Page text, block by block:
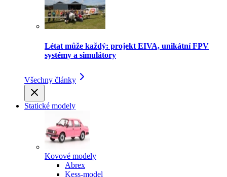
Létat může každý: projekt EIVA, unikátní FPV
systémy a simulátory
Všechny články
Statické modely
Kovové modely
Abrex
Kess-model